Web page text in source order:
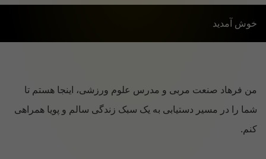
خوش آمدید
من فرهاد صنعت مربی و مدرس علوم ورزشی، اینجا هستم تا
شما را در مسیر دستیابی به یک سبک زندگی سالم و پویا همراهی
کنم.